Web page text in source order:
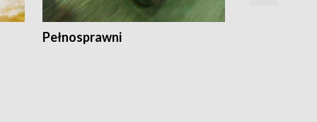
Pełnosprawni